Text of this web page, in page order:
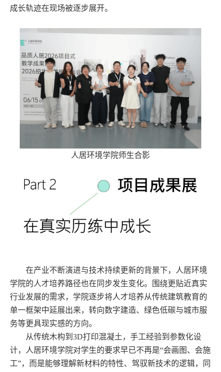
成长轨迹在现场被逐步展开。
人居环境学院师生合影
在产业不断演进与技术持续更新的背景下，人居环境
学院的人才培养路径也在同步发生变化。围绕更贴近真实
行业发展的需求，学院逐步将人才培养从传统建筑教育的
单一框架中延展出来，转向数字建造、绿色低碳与城市服
务等更具现实感的方向。
从传统木构到3D打印混凝土，手工经验到参数化设
计，人居环境学院对学生的要求早已不再是“会画图、会施
工”，而是能够理解新材料的特性、驾驭新技术的逻辑，同